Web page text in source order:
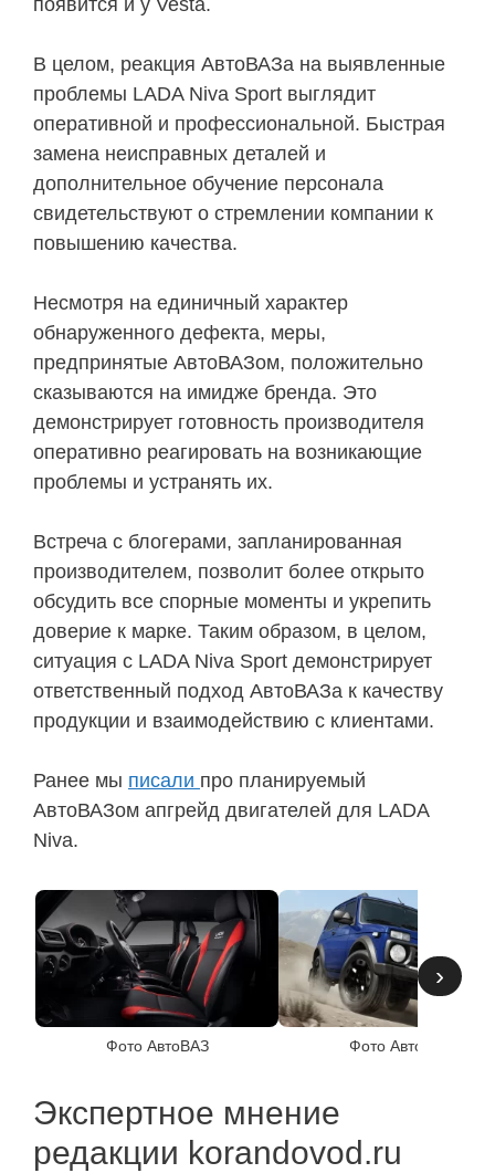
появится и у Vesta.
В целом, реакция АвтоВАЗа на выявленные
проблемы LADA Niva Sport выглядит
оперативной и профессиональной. Быстрая
замена неисправных деталей и
дополнительное обучение персонала
свидетельствуют о стремлении компании к
повышению качества.
Несмотря на единичный характер
обнаруженного дефекта, меры,
предпринятые АвтоВАЗом, положительно
сказываются на имидже бренда. Это
демонстрирует готовность производителя
оперативно реагировать на возникающие
проблемы и устранять их.
Встреча с блогерами, запланированная
производителем, позволит более открыто
обсудить все спорные моменты и укрепить
доверие к марке. Таким образом, в целом,
ситуация с LADA Niva Sport демонстрирует
ответственный подход АвтоВАЗа к качеству
продукции и взаимодействию с клиентами.
Ранее мы писали про планируемый
АвтоВАЗом апгрейд двигателей для LADA
Niva.
Фото АвтоВАЗ Фото АвтоВАЗ
›
Экспертное мнение
редакции korandovod.ru